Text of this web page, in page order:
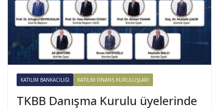
KATILIM BANKACILIĞI KATILIM FINANS KURULUŞLARI
TKBB Danışma Kurulu üyelerinde